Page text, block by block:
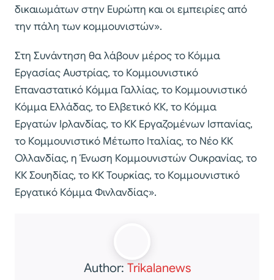
δικαιωμάτων στην Ευρώπη και οι εμπειρίες από
την πάλη των κομμουνιστών».
Στη Συνάντηση θα λάβουν μέρος το Κόμμα
Εργασίας Αυστρίας, το Κομμουνιστικό
Επαναστατικό Κόμμα Γαλλίας, το Κομμουνιστικό
Κόμμα Ελλάδας, το Ελβετικό ΚΚ, το Κόμμα
Εργατών Ιρλανδίας, το ΚΚ Εργαζομένων Ισπανίας,
το Κομμουνιστικό Μέτωπο Ιταλίας, το Νέο ΚΚ
Ολλανδίας, η Ένωση Κομμουνιστών Ουκρανίας, το
ΚΚ Σουηδίας, το ΚΚ Τουρκίας, το Κομμουνιστικό
Εργατικό Κόμμα Φινλανδίας».
Author: Trikalanews